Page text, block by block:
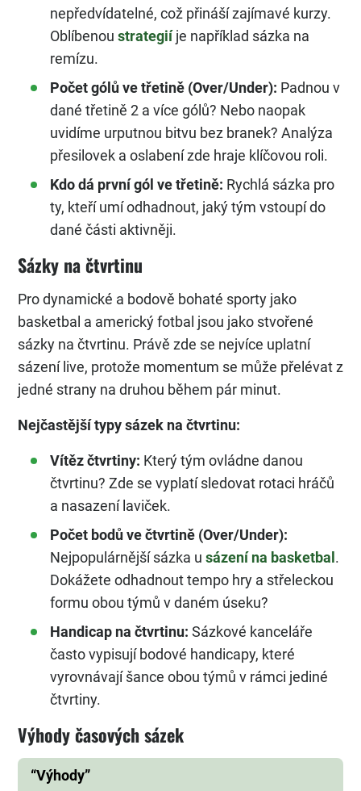
nepředvídatelné, což přináší zajímavé kurzy.
Oblíbenou strategiíje například sázka na
remízu.
Počet gólů ve třetině (Over/Under): Padnou v
dané třetině 2 a více gólů? Nebo naopak
uvidíme urputnou bitvu bez branek? Analýza
přesilovek a oslabení zde hraje klíčovou roli.
Kdo dá první gól ve třetině: Rychlá sázka pro
ty, kteří umí odhadnout, jaký tým vstoupí do
dané části aktivněji.
Sázky na čtvrtinu
Pro dynamické a bodově bohaté sporty jako
basketbal a americký fotbal jsou jako stvořené
sázky na čtvrtinu. Právě zde se nejvíce uplatní
sázení live, protože momentum se může přelévat z
jedné strany na druhou během pár minut.
Nejčastější typy sázek na čtvrtinu:
Vítěz čtvrtiny: Který tým ovládne danou
čtvrtinu? Zde se vyplatí sledovat rotaci hráčů
a nasazení laviček.
Počet bodů ve čtvrtině (Over/Under):
Nejpopulárnější sázka u sázení na basketbal .
Dokážete odhadnout tempo hry a střeleckou
formu obou týmů v daném úseku?
Handicap na čtvrtinu: Sázkové kanceláře
často vypisují bodové handicapy, které
vyrovnávají šance obou týmů v rámci jediné
čtvrtiny.
Výhody časových sázek
“Výhody”